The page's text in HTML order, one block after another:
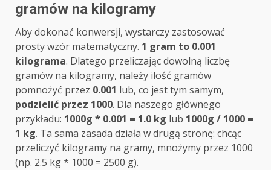
gramów na kilogramy
Aby dokonać konwersji, wystarczy zastosować
prosty wzór matematyczny. 1 gram to 0.001
kilograma. Dlatego przeliczając dowolną liczbę
gramów na kilogramy, należy ilość gramów
pomnożyć przez 0.001 lub, co jest tym samym,
podzielić przez 1000. Dla naszego głównego
przykładu: 1000g * 0.001 = 1.0 kg lub 1000g / 1000 =
1 kg. Ta sama zasada działa w drugą stronę: chcąc
przeliczyć kilogramy na gramy, mnożymy przez 1000
(np. 2.5 kg * 1000 = 2500 g).